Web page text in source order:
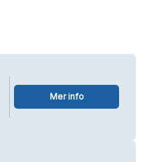
Mer info